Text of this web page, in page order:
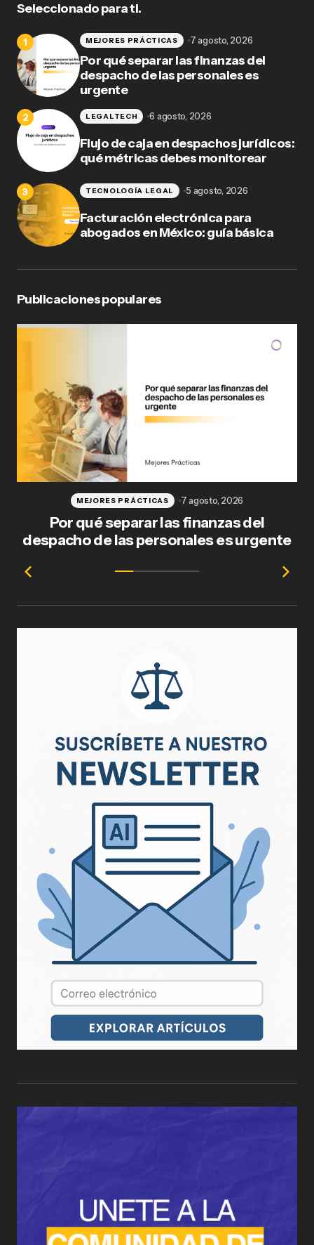
Seleccionado para ti.
Por qué separar las finanzas del
despacho de las personales es
urgente
MEJORES PRÁCTICAS 7 agosto, 2026
Flujo de caja en despachos jurídicos:
qué métricas debes monitorear
LEGALTECH 6 agosto, 2026
Facturación electrónica para
abogados en México: guía básica
TECNOLOGÍA LEGAL 5 agosto, 2026
Publicaciones populares
Por qué separar las finanzas del
despacho de las personales es urgente
MEJORES PRÁCTICAS 7 agosto, 2026